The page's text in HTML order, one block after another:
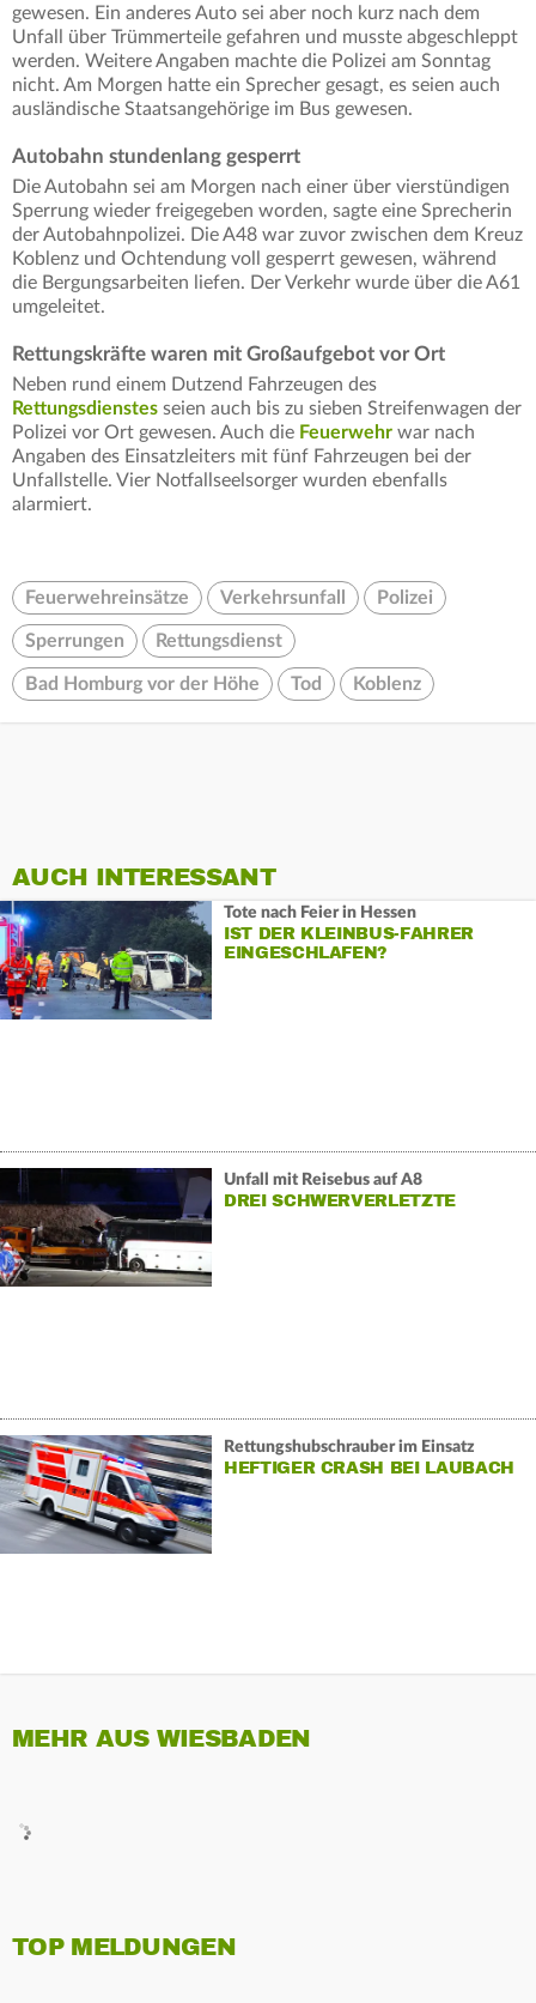
gewesen. Ein anderes Auto sei aber noch kurz nach dem
Unfall über Trümmerteile gefahren und musste abgeschleppt
werden. Weitere Angaben machte die Polizei am Sonntag
nicht. Am Morgen hatte ein Sprecher gesagt, es seien auch
ausländische Staatsangehörige im Bus gewesen.
Autobahn stundenlang gesperrt
Die Autobahn sei am Morgen nach einer über vierstündigen
Sperrung wieder freigegeben worden, sagte eine Sprecherin
der Autobahnpolizei. Die A48 war zuvor zwischen dem Kreuz
Koblenz und Ochtendung voll gesperrt gewesen, während
die Bergungsarbeiten liefen. Der Verkehr wurde über die A61
umgeleitet.
Rettungskräfte waren mit Großaufgebot vor Ort
Neben rund einem Dutzend Fahrzeugen des
Rettungsdienstes seien auch bis zu sieben Streifenwagen der
Polizei vor Ort gewesen. Auch die Feuerwehr war nach
Angaben des Einsatzleiters mit fünf Fahrzeugen bei der
Unfallstelle. Vier Notfallseelsorger wurden ebenfalls
alarmiert.
Feuerwehreinsätze Verkehrsunfall Polizei
Sperrungen Rettungsdienst
Bad Homburg vor der Höhe Tod Koblenz
AUCH INTERESSANT
Tote nach Feier in Hessen
IST DER KLEINBUS-FAHRER
EINGESCHLAFEN?
Unfall mit Reisebus auf A8
DREI SCHWERVERLETZTE
Rettungshubschrauber im Einsatz
HEFTIGER CRASH BEI LAUBACH
MEHR AUS WIESBADEN
TOP MELDUNGEN